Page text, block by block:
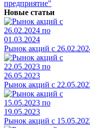
предприятие"
Новые статьи
Рынок акций с
Рынок акций с
Рынок акций с